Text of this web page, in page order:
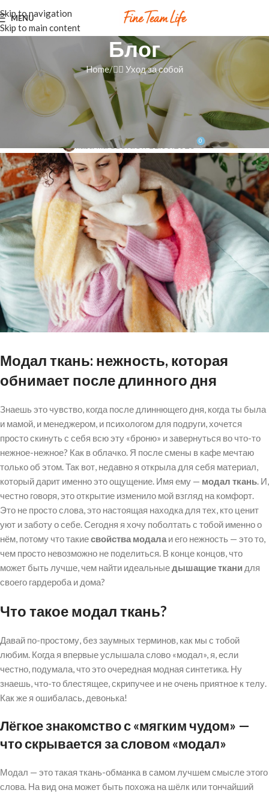
Skip to navigation
Skip to main content
MENU
Блог
Home 💆‍♀️ Уход за собой
💆‍♀️ УХОД ЗА СОБОЙ
Модал ткань: нежность, которая
обнимает после длинного дня
казачка Света On 11.06.2026 0
Модал ткань: нежность, которая
обнимает после длинного дня
Знаешь это чувство, когда после длиннющего дня, когда ты была
и мамой, и менеджером, и психологом для подруги, хочется
просто скинуть с себя всю эту «броню» и завернуться во что-то
нежное-нежное? Как в облачко. Я после смены в кафе мечтаю
только об этом. Так вот, недавно я открыла для себя материал,
который дарит именно это ощущение. Имя ему — модал ткань. И,
честно говоря, это открытие изменило мой взгляд на комфорт.
Это не просто слова, это настоящая находка для тех, кто ценит
уют и заботу о себе. Сегодня я хочу поболтать с тобой именно о
нём, потому что такиесвойства модала и его нежность — это то,
чем просто невозможно не поделиться. В конце концов, что
может быть лучше, чем найти идеальныедышащие ткани для
своего гардероба и дома?
Что такое модал ткань?
Давай по-простому, без заумных терминов, как мы с тобой
любим. Когда я впервые услышала слово «модал», я, если
честно, подумала, что это очередная модная синтетика. Ну
знаешь, что-то блестящее, скрипучее и не очень приятное к телу.
Как же я ошибалась, девонька!
Лёгкое знакомство с «мягким чудом» —
что скрывается за словом «модал»
Модал — это такая ткань-обманка в самом лучшем смысле этого
слова. На вид она может быть похожа на шёлк или тончайший